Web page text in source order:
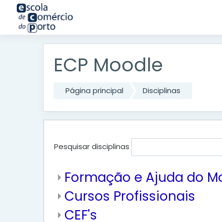
Ir para o conteúdo principal
ECP Moodle
Página principal Disciplinas
Pesquisar disciplinas
Formação e Ajuda do
Cursos Profissionais
CEF's